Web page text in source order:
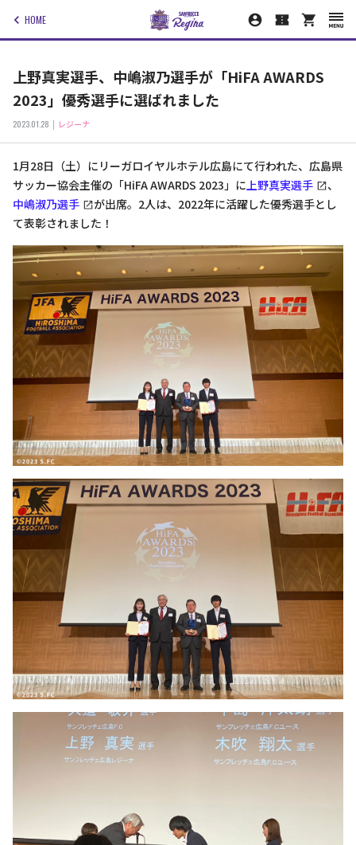
HOME
上野真実選手、中嶋淑乃選手が「HiFA AWARDS
2023」優秀選手に選ばれました
2023.01.28 レジーナ
1月28日（土）にリーガロイヤルホテル広島にて行われた、広島県
サッカー協会主催の「HiFA AWARDS 2023」に上野真実選手
、
中嶋淑乃選手
が出席。2人は、2022年に活躍した優秀選手とし
て表彰されました！